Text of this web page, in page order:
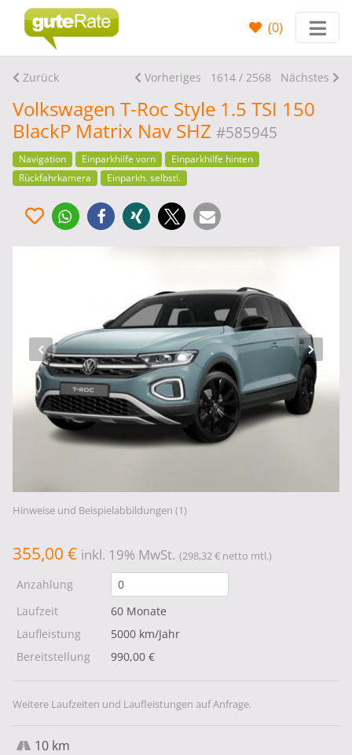
(0)
Zurück Vorheriges 1614 / 2568 Nächstes
Volkswagen T-Roc Style 1.5 TSI 150
BlackP Matrix Nav SHZ #585945
Navigation Einparkhilfe vorn
Einparkhilfe hinten
Rückfahrkamera
Einparkh. selbstl.
Hinweise und Beispielabbildungen (1)
355,00 € inkl. 19% MwSt. (298,32 € netto mtl.)
Anzahlung
Laufzeit
60 Monate
Laufleistung
5000 km/Jahr
Bereitstellung
990,00 €
Weitere Laufzeiten und Laufleistungen auf Anfrage.
10 km